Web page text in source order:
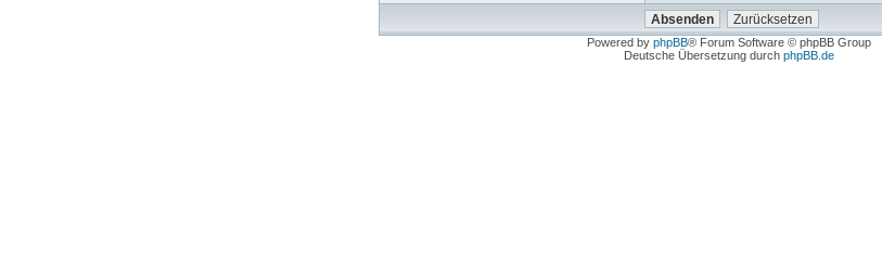
Powered by phpBB® Forum Software © phpBB Group
Deutsche Übersetzung durch phpBB.de